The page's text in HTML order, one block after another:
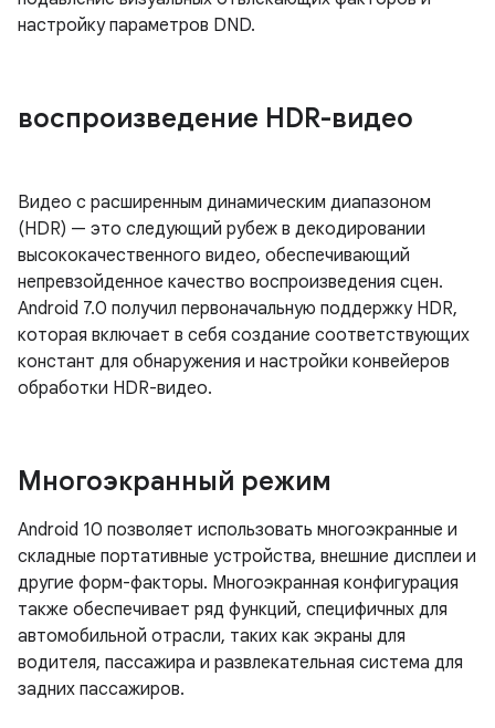
настройку параметров DND.
воспроизведение HDR-видео
Видео с расширенным динамическим диапазоном
(HDR) — это следующий рубеж в декодировании
высококачественного видео, обеспечивающий
непревзойденное качество воспроизведения сцен.
Android 7.0 получил первоначальную поддержку HDR,
которая включает в себя создание соответствующих
констант для обнаружения и настройки конвейеров
обработки HDR-видео.
Многоэкранный режим
Android 10 позволяет использовать многоэкранные и
складные портативные устройства, внешние дисплеи и
другие форм-факторы. Многоэкранная конфигурация
также обеспечивает ряд функций, специфичных для
автомобильной отрасли, таких как экраны для
водителя, пассажира и развлекательная система для
задних пассажиров.